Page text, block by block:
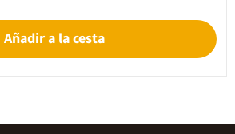
Añadir a la cesta